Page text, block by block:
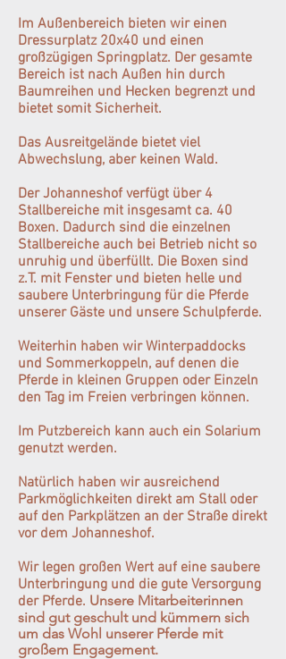
Im Außenbereich bieten wir einen
Dressurplatz 20x40 und einen
großzügigen Springplatz. Der gesamte
Bereich ist nach Außen hin durch
Baumreihen und Hecken begrenzt und
bietet somit Sicherheit.
Das Ausreitgelände bietet viel
Abwechslung, aber keinen Wald.
Der Johanneshof verfügt über 4
Stallbereiche mit insgesamt ca. 40
Boxen. Dadurch sind die einzelnen
Stallbereiche auch bei Betrieb nicht so
unruhig und überfüllt. Die Boxen sind
z.T. mit Fenster und bieten helle und
saubere Unterbringung für die Pferde
unserer Gäste und unsere Schulpferde.
Weiterhin haben wir Winterpaddocks
und Sommerkoppeln, auf denen die
Pferde in kleinen Gruppen oder Einzeln
den Tag im Freien verbringen können.
Im Putzbereich kann auch ein Solarium
genutzt werden.
Natürlich haben wir ausreichend
Parkmöglichkeiten direkt am Stall oder
auf den Parkplätzen an der Straße direkt
vor dem Johanneshof.
Wir legen großen Wert auf eine saubere
Unterbringung und die gute Versorgung
der Pferde. Unsere Mitarbeiterinnen
sind gut geschult und kümmern sich
um das Wohl unserer Pferde mit
großem Engagement.